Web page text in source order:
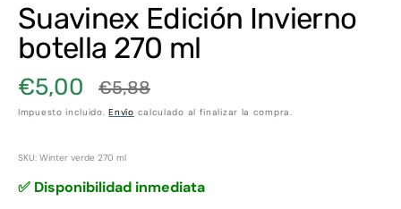
Suavinex Edición Invierno
botella 270 ml
Precio
de
€5,00
Precio
habitual
€5,88
Impuesto incluido.Envío calculado al finalizar la compra.
SKU: Winter verde 270 ml
✅ Disponibilidad inmediata